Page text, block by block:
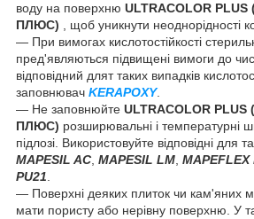
воду на поверхню ULTRACOLOR
ПЛЮС) , щоб уникнути неоднорідності
— При вимогах кислотостійкості
пред'являються підвищені вимоги до
відповідний длят таких випадків
заповнювач KERAPOXY.
— Не заповнюйте ULTRACOLOR
ПЛЮС) розширювальні і температурні
підлозі. Використовуйте відповідні для
MAPESIL AC, MAPESIL LM, MAPEFLEX
PU21.
— Поверхні деяких плиток чи кам'яних
мати пористу або нерівну поверхню. У